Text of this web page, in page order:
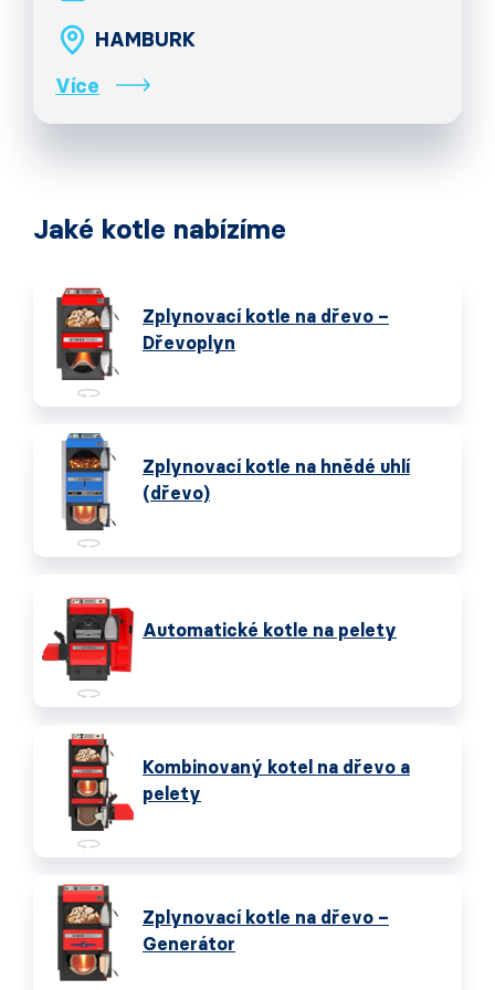
HAMBURK
Více
Jaké kotle nabízíme
Zplynovací kotle na dřevo –
Dřevoplyn
Zplynovací kotle na hnědé uhlí
(dřevo)
Automatické kotle na pelety
Kombinovaný kotel na dřevo a
pelety
Zplynovací kotle na dřevo –
Generátor